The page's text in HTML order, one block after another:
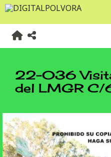
22-036
del LMGR